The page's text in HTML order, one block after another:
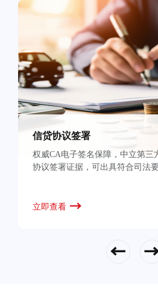
信贷协议签署
权威CA电子签名保障，中立第三
协议签署证据，可出具符合司法
立即查看